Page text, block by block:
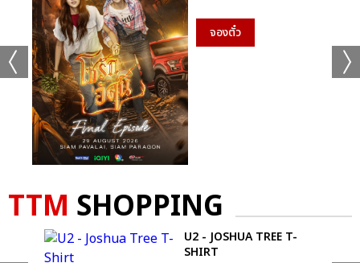
จองตั๋ว
TTM SHOPPING
U2 - JOSHUA TREE T-
SHIRT